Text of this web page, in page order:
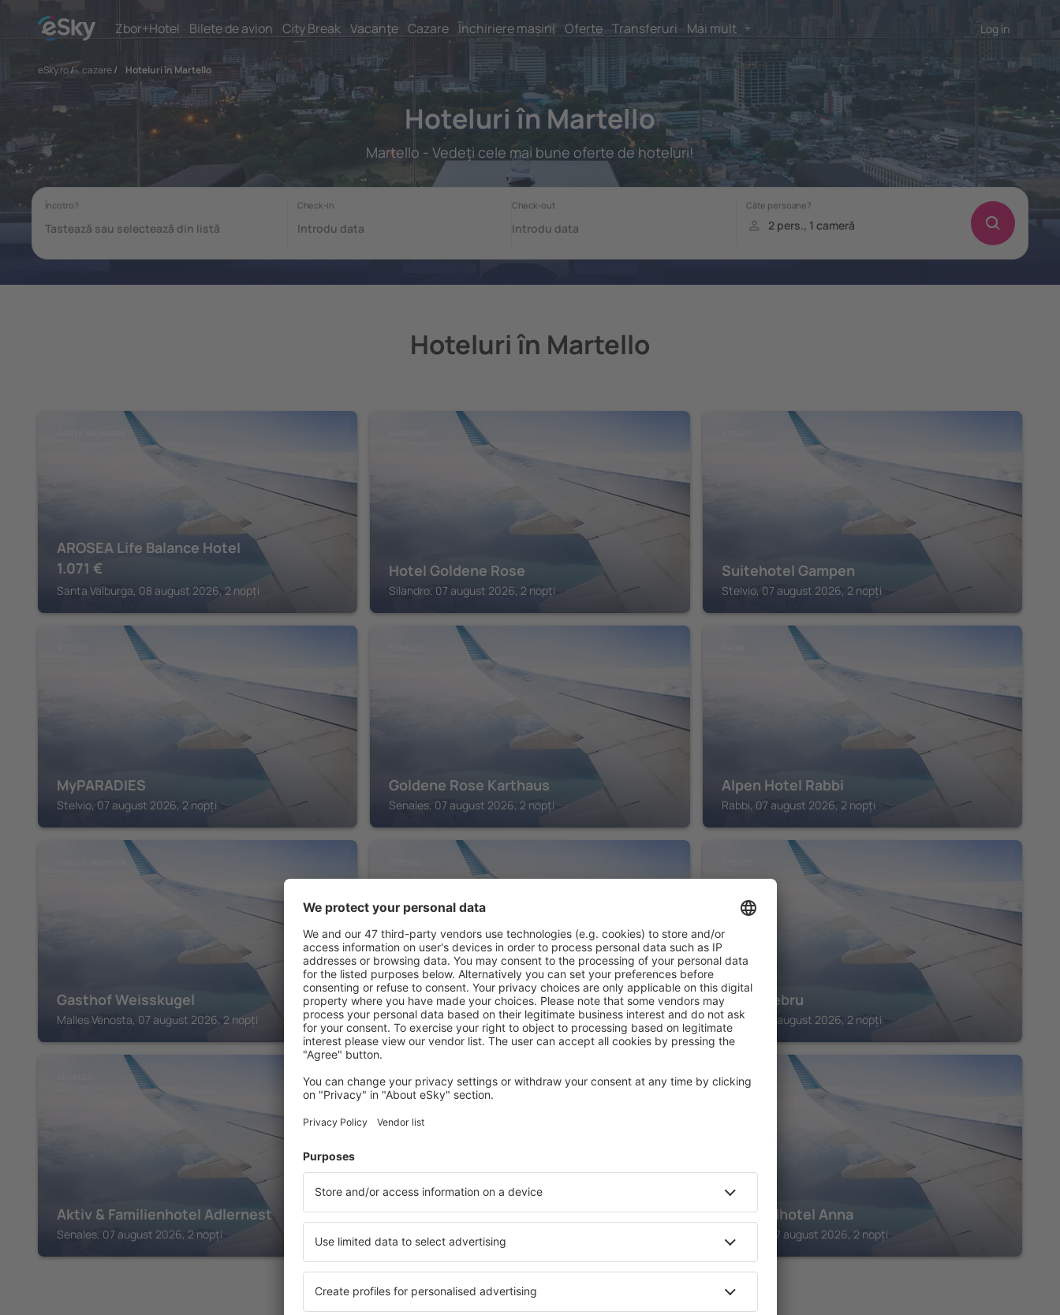
Zbor+Hotel Bilete de avion City Break Vacanţe Cazare Închiriere mașini Oferte Transferuri Mai mult Log in
eSky.ro/ cazare/ Hoteluri în Martello
Hoteluri în Martello
Martello - Vedeţi cele mai bune oferte de hoteluri!
Hoteluri în Martello
AROSEA Life Balance Hotel
1.071 €
Santa Valburga, 08 august 2026, 2 nopți
Hotel Goldene Rose
Silandro, 07 august 2026, 2 nopți
Suitehotel Gampen
Stelvio, 07 august 2026, 2 nopți
MyPARADIES
Stelvio, 07 august 2026, 2 nopți
Goldene Rose Karthaus
Senales, 07 august 2026, 2 nopți
Alpen Hotel Rabbi
Rabbi, 07 august 2026, 2 nopți
Gasthof Weisskugel
Malles Venosta, 07 august 2026, 2 nopți
Hotel Cevedale
Stelvio, 07 august 2026, 2 nopți
Hotel Zebru
Stelvio, 07 august 2026, 2 nopți
Aktiv & Familienhotel Adlernest
Senales, 07 august 2026, 2 nopți
PRATO ALLO STELVIO
Garden Park Hotel
Prato allo Stelvio, 07 august 2026, 2 nopți
SILANDRO
Bio Landhotel Anna
Silandro, 07 august 2026, 2 nopți
Vedeți mai multe hoteluri în Martello